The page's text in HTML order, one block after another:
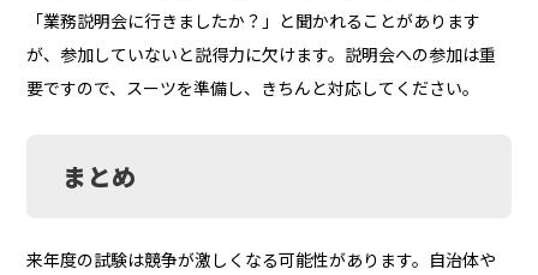
「業務説明会に行きましたか？」と聞かれることがあります
が、参加していないと説得力に欠けます。説明会への参加は重
要ですので、スーツを準備し、きちんと対応してください。
まとめ
来年度の試験は競争が激しくなる可能性があります。自治体や